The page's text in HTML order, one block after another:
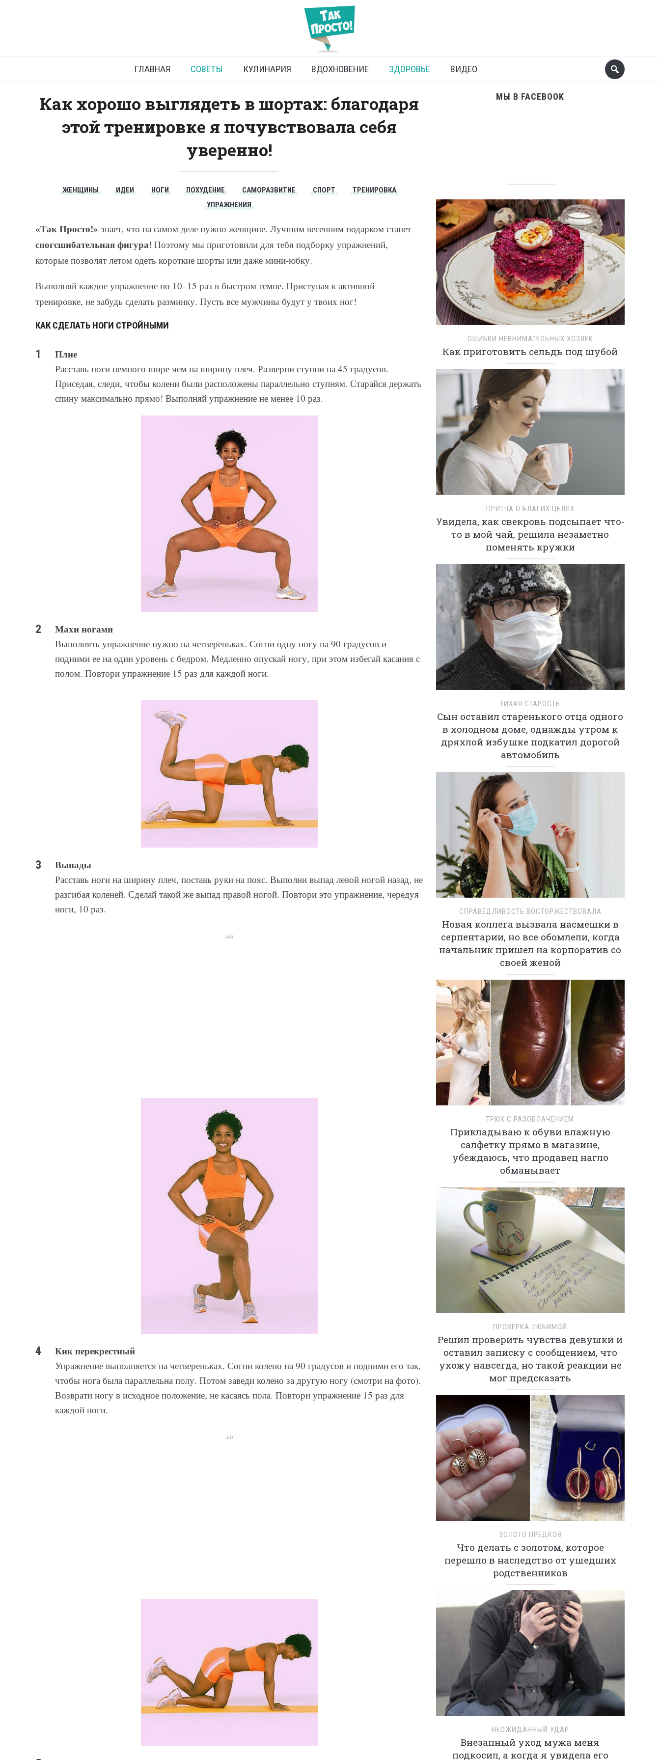
Как сделать ноги стройными
ГЛАВНАЯ СОВЕТЫ КУЛИНАРИЯ ВДОХНОВЕНИЕ ЗДОРОВЬЕ ВИДЕО
Как хорошо выглядеть в шортах: благодаря
этой тренировке я почувствовала себя
уверенно!
ЖЕНЩИНЫ ИДЕИ НОГИ ПОХУДЕНИЕ САМОРАЗВИТИЕ СПОРТ
ТРЕНИРОВКА
УПРАЖНЕНИЯ
«Так Просто!» знает, что на самом деле нужно женщине. Лучшим весенним подарком станет
сногсшибательная фигура! Поэтому мы приготовили для тебя подборку упражнений,
которые позволят летом одеть короткие шорты или даже мини-юбку.
Выполняй каждое упражнение по 10–15 раз в быстром темпе. Приступая к активной
тренировке, не забудь сделать разминку. Пусть все мужчины будут у твоих ног!
КАК СДЕЛАТЬ НОГИ СТРОЙНЫМИ
Плие
Расставь ноги немного шире чем на ширину плеч. Разверни ступни на 45 градусов.
Приседая, следи, чтобы колени были расположены параллельно ступням. Старайся держать
спину максимально прямо! Выполняй упражнение не менее 10 раз.
Махи ногами
Выполнять упражнение нужно на четвереньках. Согни одну ногу на 90 градусов и
подними ее на один уровень с бедром. Медленно опускай ногу, при этом избегай касания с
полом. Повтори упражнение 15 раз для каждой ноги.
Выпады
Расставь ноги на ширину плеч, поставь руки на пояс. Выполни выпад левой ногой назад, не
разгибая коленей. Сделай такой же выпад правой ногой. Повтори это упражнение, чередуя
ноги, 10 раз.
Ads
Кик перекрестный
Упражнение выполняется на четвереньках. Согни колено на 90 градусов и подними его так,
чтобы нога была параллельна полу. Потом заведи колено за другую ногу (смотри на фото).
Возврати ногу в исходное положение, не касаясь пола. Повтори упражнение 15 раз для
каждой ноги.
Ads
МЫ В FACEBOOK
ОШИБКИ НЕВНИМАТЕЛЬНЫХ ХОЗЯЕК
Как приготовить сельдь под шубой
ПРИТЧА О БЛАГИХ ЦЕЛЯХ
Увидела, как свекровь подсыпает что-
то в мой чай, решила незаметно
поменять кружки
ТИХАЯ СТАРОСТЬ
Сын оставил старенького отца одного
в холодном доме, однажды утром к
дряхлой избушке подкатил дорогой
автомобиль
СПРАВЕДЛИВОСТЬ ВОСТОРЖЕСТВОВАЛА
Новая коллега вызвала насмешки в
серпентарии, но все обомлели, когда
начальник пришел на корпоратив со
своей женой
ТРЮК С РАЗОБЛАЧЕНИЕМ
Прикладываю к обуви влажную
салфетку прямо в магазине,
убеждаюсь, что продавец нагло
обманывает
ПРОВЕРКА ЛЮБИМОЙ
Решил проверить чувства девушки и
оставил записку с сообщением, что
ухожу навсегда, но такой реакции не
мог предсказать
ЗОЛОТО ПРЕДКОВ
Что делать с золотом, которое
перешло в наследство от ушедших
родственников
НЕОЖИДАННЫЙ УДАР
Внезапный уход мужа меня
подкосил, а когда я увидела его